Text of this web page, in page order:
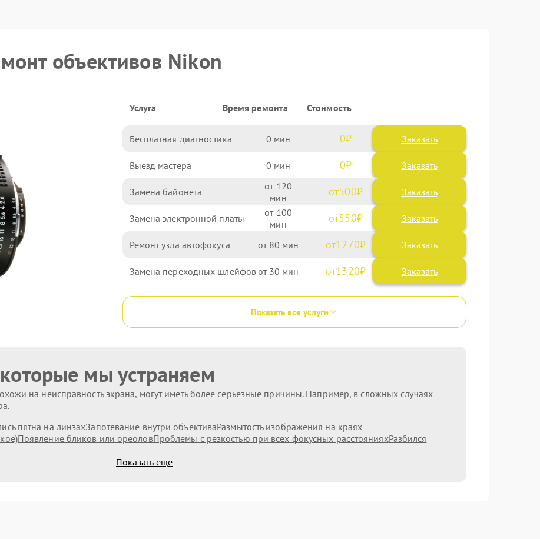
объективов Nikon
Услуга Время ремонта Стоимость
Бесплатная диагностика 0 0 Заказать
Выезд мастера 0 0 Заказать
Замена байонета 120 500
Замена электронной платы 100 550
Ремонт узла автофокуса 80 1270
Замена переходных шлейфов 30 1320
Показать все услуги
мы устраняем
на неисправность экрана, могут иметь более серьезные причины. Например, в сложных случаях
пятна на линзахЗапотевание внутри объективаРазмытость изображения на краях
Появление бликов или ореоловПроблемы с резкостью при всех фокусных расстоянияхРазбился
Показать еще